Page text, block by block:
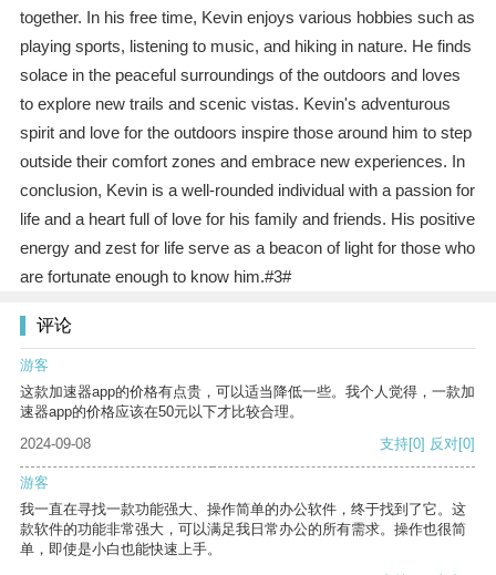
together. In his free time, Kevin enjoys various hobbies such as
playing sports, listening to music, and hiking in nature. He finds
solace in the peaceful surroundings of the outdoors and loves
to explore new trails and scenic vistas. Kevin's adventurous
spirit and love for the outdoors inspire those around him to step
outside their comfort zones and embrace new experiences. In
conclusion, Kevin is a well-rounded individual with a passion for
life and a heart full of love for his family and friends. His positive
energy and zest for life serve as a beacon of light for those who
are fortunate enough to know him.#3#
评论
游客
这款加速器app的价格有点贵，可以适当降低一些。我个人觉得，一款加
速器app的价格应该在50元以下才比较合理。
2024-09-08
支持[0] 反对[0]
游客
我一直在寻找一款功能强大、操作简单的办公软件，终于找到了它。这
款软件的功能非常强大，可以满足我日常办公的所有需求。操作也很简
单，即使是小白也能快速上手。